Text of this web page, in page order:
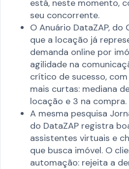
está, neste momento,
seu concorrente.
O Anuário DataZAP, do
que a locação já
demanda online por
agilidade na
crítico de sucesso,
mais curtas: mediana
locação e 3 na compra.
A mesma pesquisa
do DataZAP registra
assistentes virtuais e
que busca imóvel. O
automação: rejeita a